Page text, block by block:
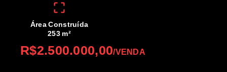
Área Construída
253 m²
R$2.500.000,00/VENDA